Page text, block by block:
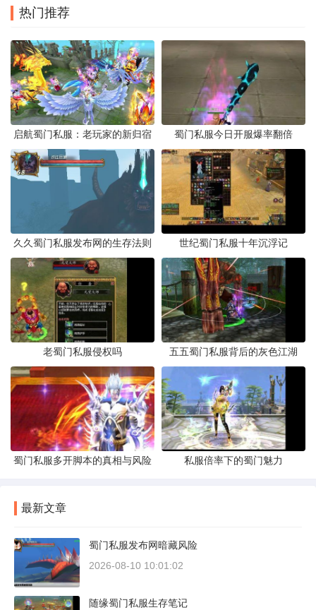
热门推荐
启航蜀门私服：老玩家的新归宿 蜀门私服今日开服爆率翻倍
久久蜀门私服发布网的生存法则 世纪蜀门私服十年沉浮记
老蜀门私服侵权吗 五五蜀门私服背后的灰色江湖
蜀门私服多开脚本的真相与风险 私服倍率下的蜀门魅力
最新文章
蜀门私服发布网暗藏风险
2026-08-10 10:01:02
随缘蜀门私服生存笔记